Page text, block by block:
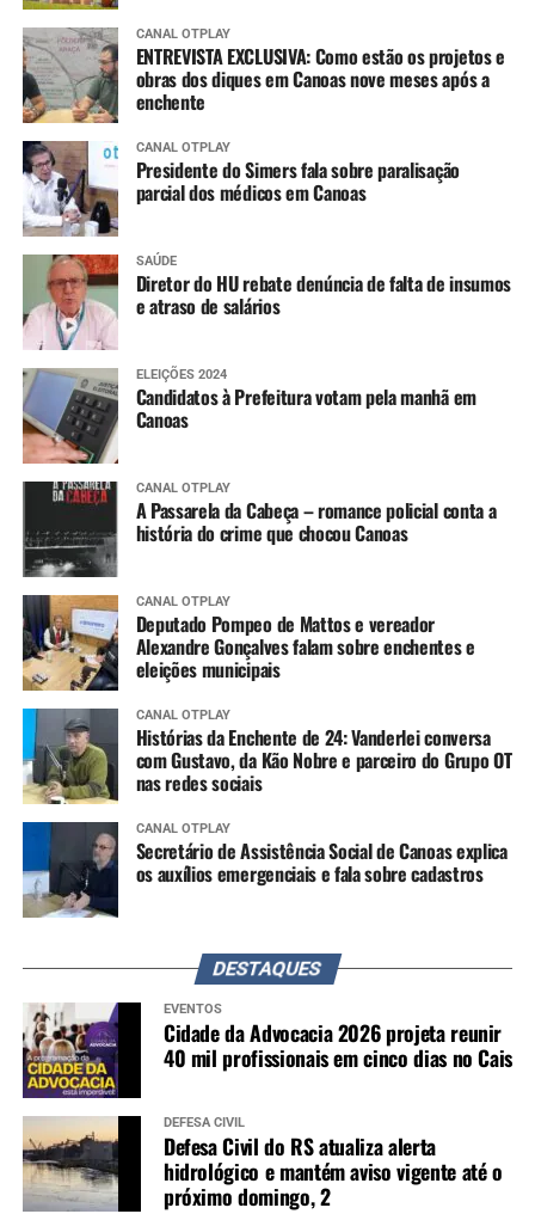
CANAL OTPLAY
ENTREVISTA EXCLUSIVA: Como estão os projetos e
obras dos diques em Canoas nove meses após a
enchente
CANAL OTPLAY
Presidente do Simers fala sobre paralisação
parcial dos médicos em Canoas
SAÚDE
Diretor do HU rebate denúncia de falta de insumos
e atraso de salários
ELEIÇÕES 2024
Candidatos à Prefeitura votam pela manhã em
Canoas
CANAL OTPLAY
A Passarela da Cabeça – romance policial conta a
história do crime que chocou Canoas
CANAL OTPLAY
Deputado Pompeo de Mattos e vereador
Alexandre Gonçalves falam sobre enchentes e
eleições municipais
CANAL OTPLAY
Histórias da Enchente de 24: Vanderlei conversa
com Gustavo, da Kão Nobre e parceiro do Grupo OT
nas redes sociais
CANAL OTPLAY
Secretário de Assistência Social de Canoas explica
os auxílios emergenciais e fala sobre cadastros
DESTAQUES
EVENTOS
Cidade da Advocacia 2026 projeta reunir
40 mil profissionais em cinco dias no Cais
DEFESA CIVIL
Defesa Civil do RS atualiza alerta
hidrológico e mantém aviso vigente até o
próximo domingo, 2